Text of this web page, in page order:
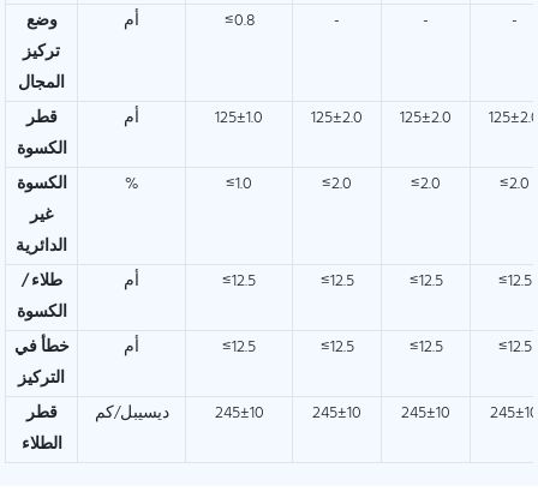
وضع
تركيز
المجال
أم ≤0.8 - - -
قطر
الكسوة
أم 125±1.0 125±2.0 125±2.0
الكسوة
غير
الدائرية
% ≤1.0 ≤2.0 ≤2.0 ≤2.0
طلاء /
الكسوة
أم ≤12.5 ≤12.5 ≤12.5 ≤12.5
خطأ في
التركيز
أم ≤12.5 ≤12.5 ≤12.5 ≤12.5
قطر
الطلاء
ديسيبل/كم 245±10 245±10 245±10